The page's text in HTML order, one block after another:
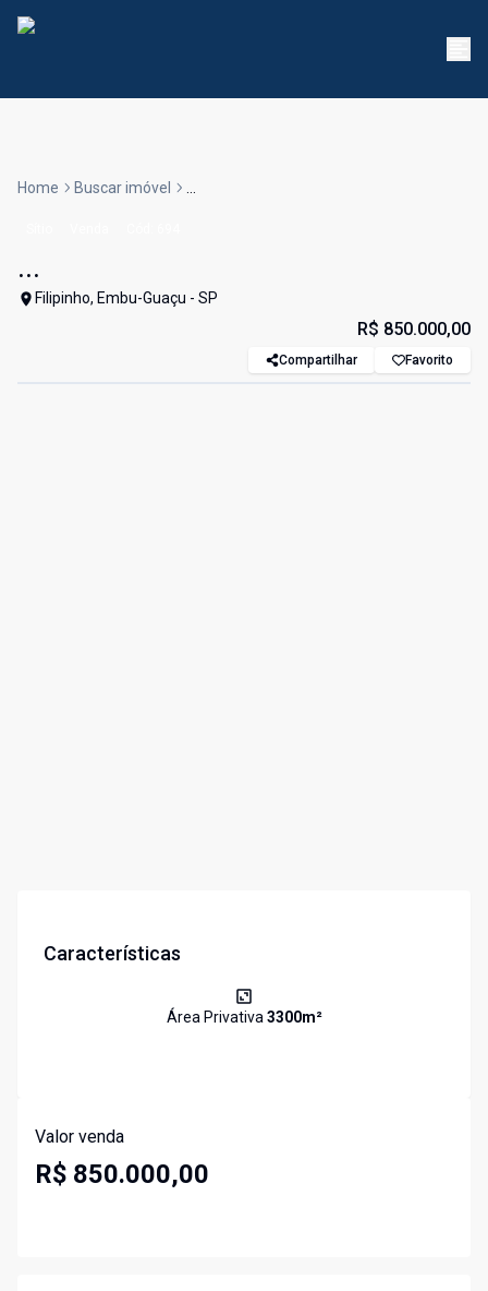
Home Buscar imóvel ...
...
Filipinho, Embu-Guaçu - SP
R$ 850.000,00
Compartilhar Favorito
Características
Área Privativa3300m²
Valor venda
R$ 850.000,00